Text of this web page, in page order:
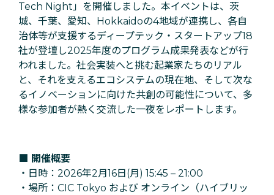
Tech Night」を開催しました。本イベントは、茨
城、千葉、愛知、Hokkaidoの4地域が連携し、各自
治体等が支援するディープテック・スタートアップ18
社が登壇し2025年度のプログラム成果発表などが行
われました。社会実装へと挑む起業家たちのリアル
と、それを支えるエコシステムの現在地、そして次な
るイノベーションに向けた共創の可能性について、多
様な参加者が熱く交流した一夜をレポートします。
■ 開催概要
・日時：2026年2月16日(月) 15:45 – 21:00
・場所：CIC Tokyo および オンライン（ハイブリッ